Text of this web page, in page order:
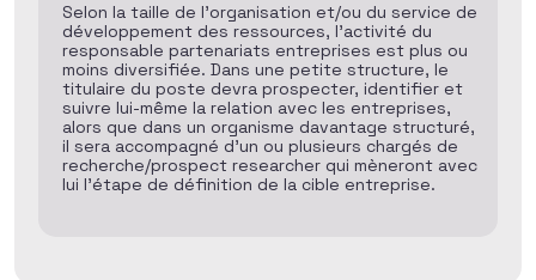
Selon la taille de l’organisation et/ou du service de
développement des ressources, l’activité du
responsable partenariats entreprises est plus ou
moins diversifiée. Dans une petite structure, le
titulaire du poste devra prospecter, identifier et
suivre lui-même la relation avec les entreprises,
alors que dans un organisme davantage structuré,
il sera accompagné d’un ou plusieurs chargés de
recherche/prospect researcher qui mèneront avec
lui l’étape de définition de la cible entreprise.